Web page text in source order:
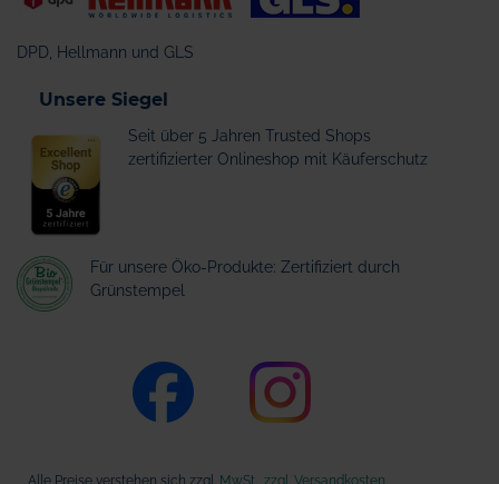
DPD, Hellmann und GLS
Unsere Siegel
Seit über 5 Jahren Trusted Shops
zertifizierter Onlineshop mit Käuferschutz
Für unsere Öko-Produkte: Zertifiziert durch
Grünstempel
Alle Preise verstehen sich zzgl. MwSt., zzgl. Versandkosten